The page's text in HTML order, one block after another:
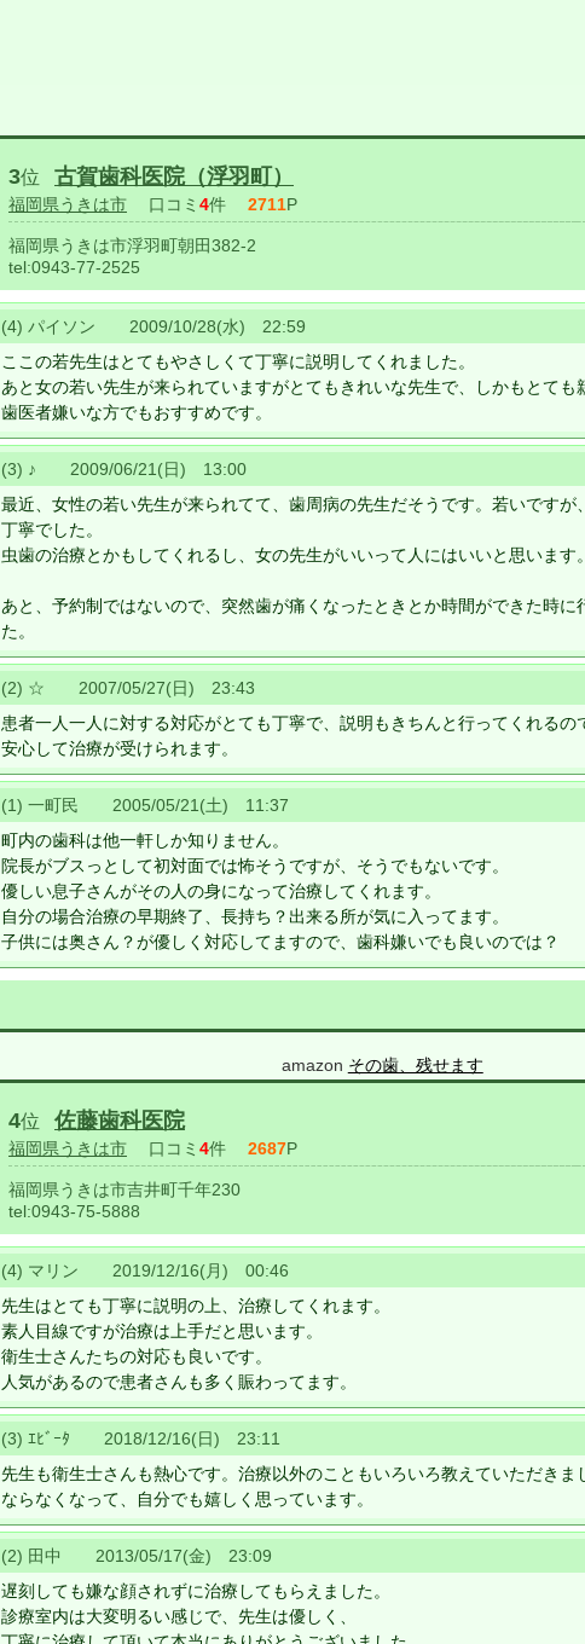
3位 古賀歯科医院（浮羽町）
福岡県うきは市 口コミ 4件 2711P
福岡県うきは市浮羽町朝田382-2
tel:0943-77-2525
(4) パイソン 2009/10/28(水) 22:59
ここの若先生はとてもやさしくて丁寧に説明してくれました。
あと女の若い先生が来られていますがとてもきれいな先生で、しかもとても
歯医者嫌いな方でもおすすめです。
(3) ♪ 2009/06/21(日) 13:00
最近、女性の若い先生が来られてて、歯周病の先生だそうです。若いですが
丁寧でした。
虫歯の治療とかもしてくれるし、女の先生がいいって人にはいいと思います。
あと、予約制ではないので、突然歯が痛くなったときとか時間ができた時に
た。
(2) ☆ 2007/05/27(日) 23:43
患者一人一人に対する対応がとても丁寧で、説明もきちんと行ってくれるの
安心して治療が受けられます。
(1) 一町民 2005/05/21(土) 11:37
町内の歯科は他一軒しか知りません。
院長がブスっとして初対面では怖そうですが、そうでもないです。
優しい息子さんがその人の身になって治療してくれます。
自分の場合治療の早期終了、長持ち？出来る所が気に入ってます。
子供には奥さん？が優しく対応してますので、歯科嫌いでも良いのでは？
amazon その歯、残せます
4位 佐藤歯科医院
福岡県うきは市 口コミ 4件 2687P
福岡県うきは市吉井町千年230
tel:0943-75-5888
(4) マリン 2019/12/16(月) 00:46
先生はとても丁寧に説明の上、治療してくれます。
素人目線ですが治療は上手だと思います。
衛生士さんたちの対応も良いです。
人気があるので患者さんも多く賑わってます。
(3) ｴﾋﾞｰﾀ 2018/12/16(日) 23:11
先生も衛生士さんも熱心です。治療以外のこともいろいろ教えていただきま
ならなくなって、自分でも嬉しく思っています。
(2) 田中 2013/05/17(金) 23:09
遅刻しても嫌な顔されずに治療してもらえました。
診療室内は大変明るい感じで、先生は優しく、